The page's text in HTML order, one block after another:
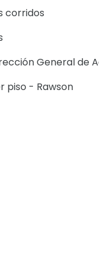
corridos
General de
piso - Rawson